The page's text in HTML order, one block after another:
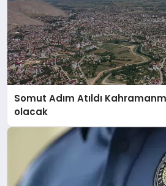
Somut Adım Atıldı
olacak